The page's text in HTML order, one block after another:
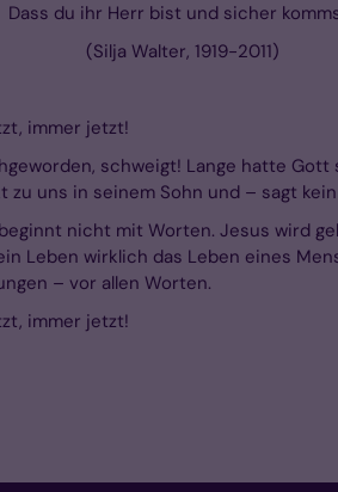
Dass du ihr Herr bist und sicher
(Silja Walter, 1919-2011)
immer jetzt!
schweigt! Lange hatte
uns in seinem Sohn und – sagt
nicht mit Worten. Jesus wird
Leben wirklich das Leben eines
– vor allen Worten.
immer jetzt!